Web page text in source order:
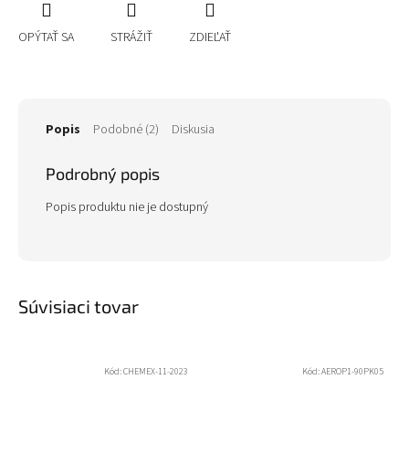
OPÝTAŤ SA STRÁŽIŤ ZDIEĽAŤ
Popis Podobné (2) Diskusia
Podrobný popis
Popis produktu nie je dostupný
Súvisiaci tovar
Kód:CHEMEX-11-2023 Kód:AEROP1-90PK05